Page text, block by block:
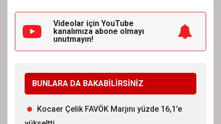
Videolar için YouTube
kanalımıza abone olmayı
unutmayın!
BUNLARA DA BAKABİLİRSİNİZ
Kocaer Çelik FAVÖK Marjını yüzde 16,1’e